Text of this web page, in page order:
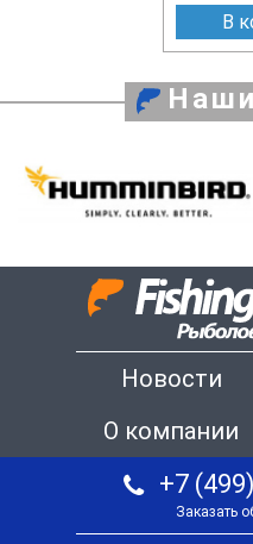
В
Новости
О компании
+7
Заказать